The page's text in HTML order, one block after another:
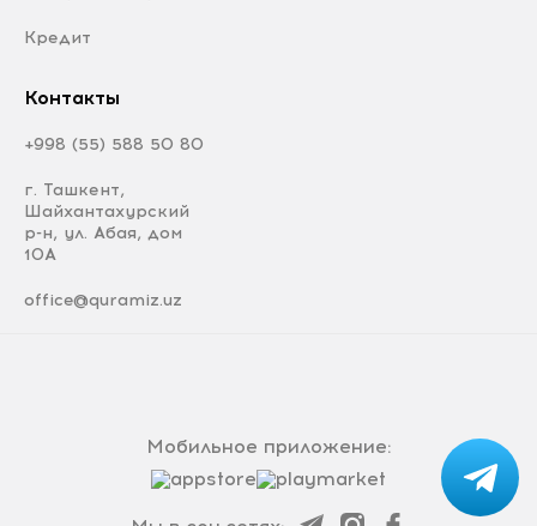
Кредит
Контакты
+998 (55) 588 50 80
г. Ташкент,
Шайхантахурский
р-н, ул. Абая, дом
10А
office@quramiz.uz
Мобильное приложение: